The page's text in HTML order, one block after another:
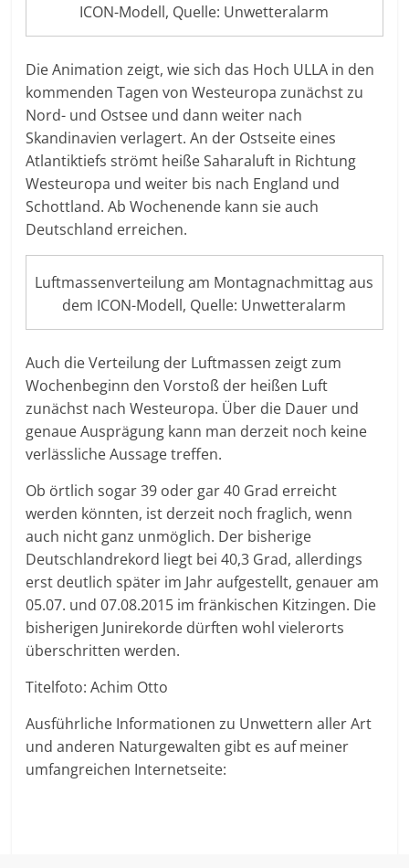
ICON-Modell, Quelle: Unwetteralarm
Die Animation zeigt, wie sich das Hoch ULLA in den
kommenden Tagen von Westeuropa zunächst zu
Nord- und Ostsee und dann weiter nach
Skandinavien verlagert. An der Ostseite eines
Atlantiktiefs strömt heiße Saharaluft in Richtung
Westeuropa und weiter bis nach England und
Schottland. Ab Wochenende kann sie auch
Deutschland erreichen.
Luftmassenverteilung am Montagnachmittag aus
dem ICON-Modell, Quelle: Unwetteralarm
Auch die Verteilung der Luftmassen zeigt zum
Wochenbeginn den Vorstoß der heißen Luft
zunächst nach Westeuropa. Über die Dauer und
genaue Ausprägung kann man derzeit noch keine
verlässliche Aussage treffen.
Ob örtlich sogar 39 oder gar 40 Grad erreicht
werden könnten, ist derzeit noch fraglich, wenn
auch nicht ganz unmöglich. Der bisherige
Deutschlandrekord liegt bei 40,3 Grad, allerdings
erst deutlich später im Jahr aufgestellt, genauer am
05.07. und 07.08.2015 im fränkischen Kitzingen. Die
bisherigen Junirekorde dürften wohl vielerorts
überschritten werden.
Titelfoto: Achim Otto
Ausführliche Informationen zu Unwettern aller Art
und anderen Naturgewalten gibt es auf meiner
umfangreichen Internetseite: